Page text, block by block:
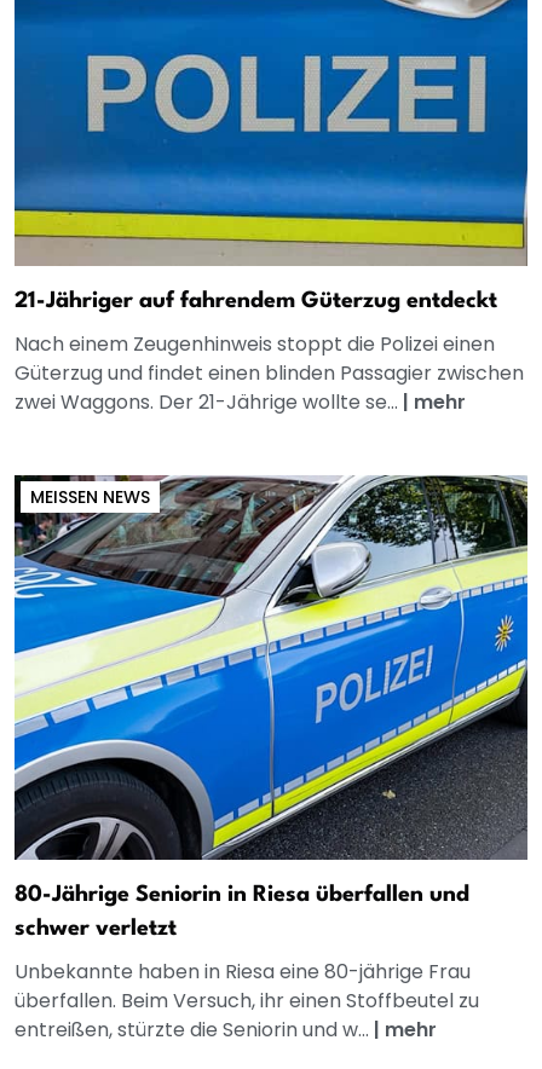
21-Jähriger auf fahrendem Güterzug entdeckt
Nach einem Zeugenhinweis stoppt die Polizei einen
Güterzug und findet einen blinden Passagier zwischen
zwei Waggons. Der 21-Jährige wollte se... | mehr
MEISSEN NEWS
80-Jährige Seniorin in Riesa überfallen und
schwer verletzt
Unbekannte haben in Riesa eine 80-jährige Frau
überfallen. Beim Versuch, ihr einen Stoffbeutel zu
entreißen, stürzte die Seniorin und w... | mehr